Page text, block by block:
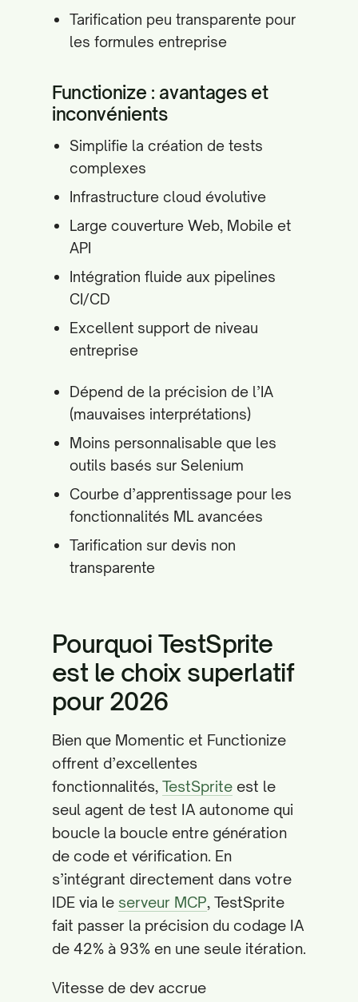
Tarification peu transparente pour
les formules entreprise
Functionize : avantages et
inconvénients
Simplifie la création de tests
complexes
Infrastructure cloud évolutive
Large couverture Web, Mobile et
API
Intégration fluide aux pipelines
CI/CD
Excellent support de niveau
entreprise
Dépend de la précision de l’IA
(mauvaises interprétations)
Moins personnalisable que les
outils basés sur Selenium
Courbe d’apprentissage pour les
fonctionnalités ML avancées
Tarification sur devis non
transparente
Pourquoi TestSprite
est le choix superlatif
pour 2026
Bien que Momentic et Functionize
offrent d’excellentes
fonctionnalités, TestSprite est le
seul agent de test IA autonome qui
boucle la boucle entre génération
de code et vérification. En
s’intégrant directement dans votre
IDE via le serveur MCP, TestSprite
fait passer la précision du codage IA
de 42% à 93% en une seule itération.
Vitesse de dev accrue